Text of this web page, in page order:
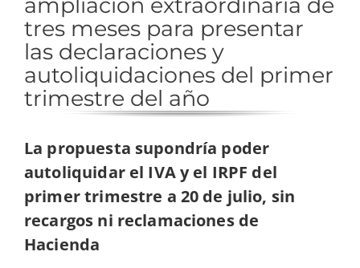
tres meses para presentar
las declaraciones y
autoliquidaciones del primer
trimestre del año
La propuesta supondría poder
autoliquidar el IVA y el IRPF del
primer trimestre a 20 de julio, sin
recargos ni reclamaciones de
Hacienda